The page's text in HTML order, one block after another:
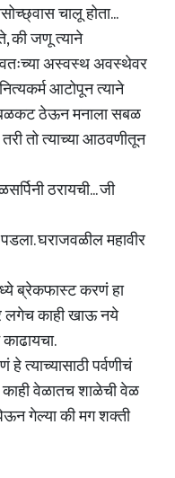
चालू होता...
की जणू त्याने
अस्वस्थ अवस्थेवर
आटोपून त्याने
बळकट ठेऊन मनाला सबळ
तो त्याच्या आठवणीतून
ठरायची... जी
घराजवळील महावीर
ब्रेकफास्ट करणं हा
लगेच काही खाऊ नये
त्याच्यासाठी पर्वणीचं
वेळातच शाळेची वेळ
गेल्या की मग शक्ती